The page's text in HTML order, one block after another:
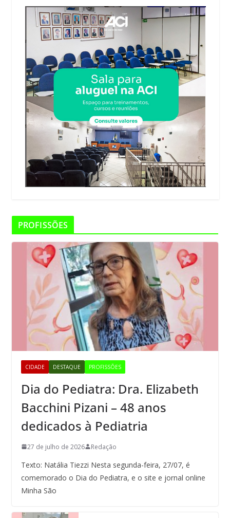
PROFISSÕES
CIDADE DESTAQUE PROFISSÕES
Dia do Pediatra: Dra. Elizabeth
Bacchini Pizani – 48 anos
dedicados à Pediatria
27 de julho de 2026 Redação
Texto: Natália Tiezzi Nesta segunda-feira, 27/07, é
comemorado o Dia do Pediatra, e o site e jornal online
Minha São